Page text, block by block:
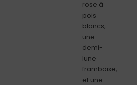
rose à
pois
blancs,
une
demi-
lune
framboise,
et une